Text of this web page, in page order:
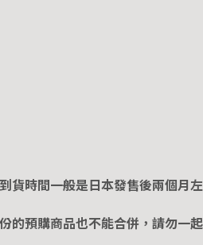
貨時間一般是日本發售後兩個月
的預購商品也不能合併，請勿一